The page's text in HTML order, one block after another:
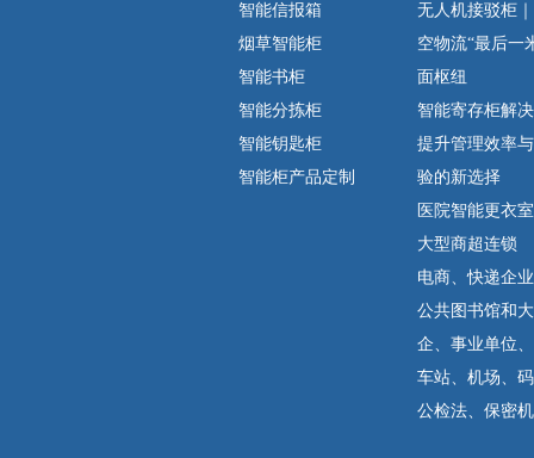
智能信报箱
烟草智能柜
智能书柜
智能分拣柜
智能钥匙柜
智能柜产品定制
无人机接驳柜
空物流“最后一
面枢纽
智能寄存柜解
提升管理效率
验的新选择
医院智能更衣室
大型商超连锁
电商、快递企业
公共图书馆和
企、事业单位
车站、机场、
公检法、保密